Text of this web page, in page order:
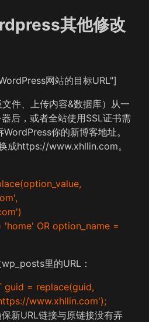
其他修改
网站的目标URL"]
件、上传内容&数据库）从一
后，或者全站使用SSL证书需
你的新博客地址。
成https://www.xhllin.com。
'home' OR option_name =
里的URL：
guid = replace(guid,
www.xhllin.com');
新URL链接与原链接没有弄